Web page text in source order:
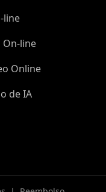
line
On-line
Online
de IA